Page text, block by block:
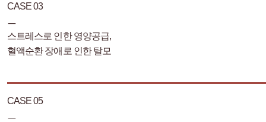
CASE 03
ㅡ
스트레스로 인한 영양공급,
혈액순환 장애로 인한 탈모
CASE 05
ㅡ